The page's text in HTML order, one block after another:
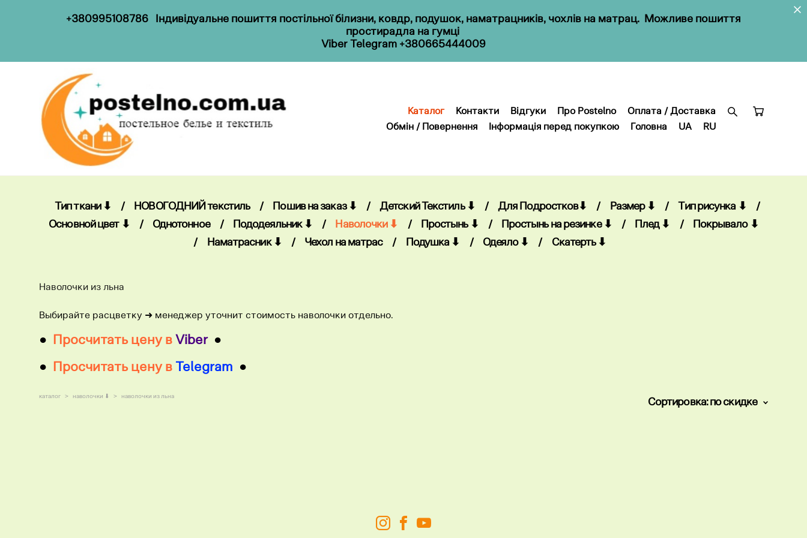
+380995108786
Індивідуальне пошиття постільної білизни, ковдр, подушок, наматрацників, чохлів на матрац. Можливе пошиття
простирадла на гумці
ViberTelegram +380665444009
Каталог Контакти Відгуки Про Postelno
Оплата / Доставка
Обмін / Повернення
Інформація перед покупкою Головна UA RU
Каталог Контакти
Обмін / Повернення
Інформація перед покупкою Головна UA RU
Тип ткани ⬇ / НОВОГОДНИЙ текстиль / Пошив на заказ ⬇ / Детский Текстиль ⬇ / Для Подростков⬇ / Размер ⬇ / Тип рисунка ⬇
/
Основной цвет ⬇
/ Однотонное / Пододеяльник ⬇ / Наволочки ⬇ / Простынь ⬇ / Простынь на резинке ⬇ / Плед ⬇ /
Покрывало ⬇
/
Наматрасник ⬇ / Чехол на матрас / Подушка ⬇ / Одеяло ⬇ / Скатерть ⬇
Наволочки из льна
Выбирайте расцветку ​➜ менеджер уточнит стоимость наволочки отдельно.
● Просчитать цену в Viber ●
● Просчитать цену в Telegram ●
каталог > наволочки ⬇ > наволочки из льна Сортировка:по скидке